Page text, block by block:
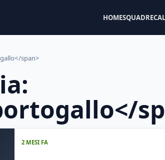
HOMESQUADRE
span>
2 MESI FA